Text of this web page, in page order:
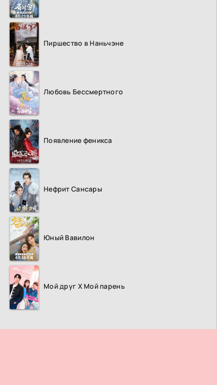
Пиршество в Наньчэне
Любовь Бессмертного
Появление феникса
Нефрит Сансары
Юный Вавилон
Мой друг Х Мой парень